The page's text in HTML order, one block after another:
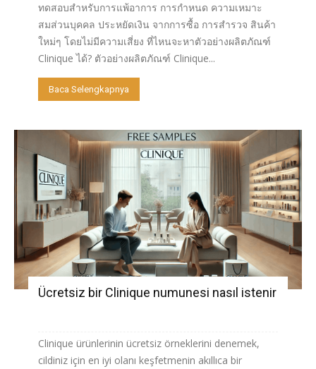
ทดสอบสำหรับการแพ้อาการ การกำหนด ความเหมาะ
สมส่วนบุคคล ประหยัดเงิน จากการซื้อ การสำรวจ สินค้า
ใหม่ๆ โดยไม่มีความเสี่ยง ที่ไหนจะหาตัวอย่างผลิตภัณฑ์
Clinique ได้? ตัวอย่างผลิตภัณฑ์ Clinique...
Baca Selengkapnya
Ücretsiz bir Clinique numunesi nasıl istenir
Clinique ürünlerinin ücretsiz örneklerini denemek,
cildiniz için en iyi olanı keşfetmenin akıllıca bir